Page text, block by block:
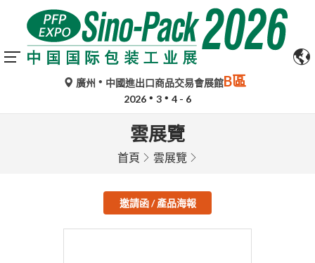
廣州 中國進出口商品交易會展館B區
2026 3 4 - 6
雲展覽
首頁 雲展覽
邀請函 / 產品海報